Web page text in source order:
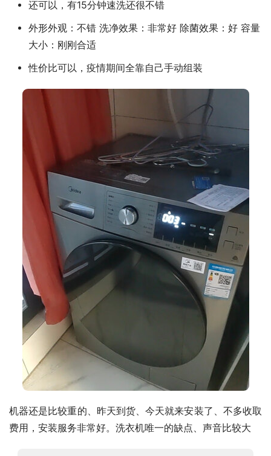
还可以，有15分钟速洗还很不错
外形外观：不错 洗净效果：非常好 除菌效果：好 容量
大小：刚刚合适
性价比可以，疫情期间全靠自己手动组装
机器还是比较重的、昨天到货、今天就来安装了、不多收取
费用，安装服务非常好。洗衣机唯一的缺点、声音比较大